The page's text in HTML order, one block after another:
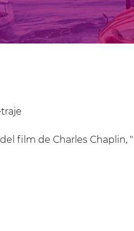
film de Charles Chaplin,